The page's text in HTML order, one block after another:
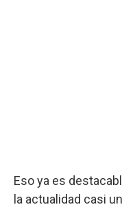
Eso ya es
la actualidad casi